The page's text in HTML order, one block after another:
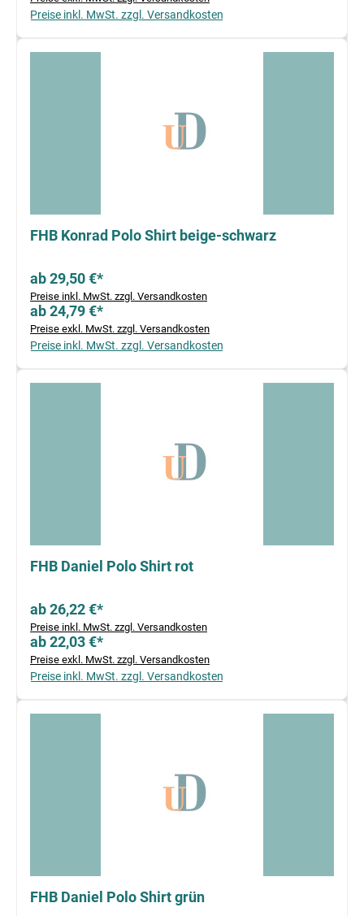
Preise inkl. MwSt. zzgl. Versandkosten
FHB Konrad Polo Shirt beige-schwarz
ab 29,50 €*
Preise inkl. MwSt. zzgl. Versandkosten
ab 24,79 €*
Preise exkl. MwSt. zzgl. Versandkosten
Preise inkl. MwSt. zzgl. Versandkosten
FHB Daniel Polo Shirt rot
ab 26,22 €*
Preise inkl. MwSt. zzgl. Versandkosten
ab 22,03 €*
Preise exkl. MwSt. zzgl. Versandkosten
Preise inkl. MwSt. zzgl. Versandkosten
FHB Daniel Polo Shirt grün